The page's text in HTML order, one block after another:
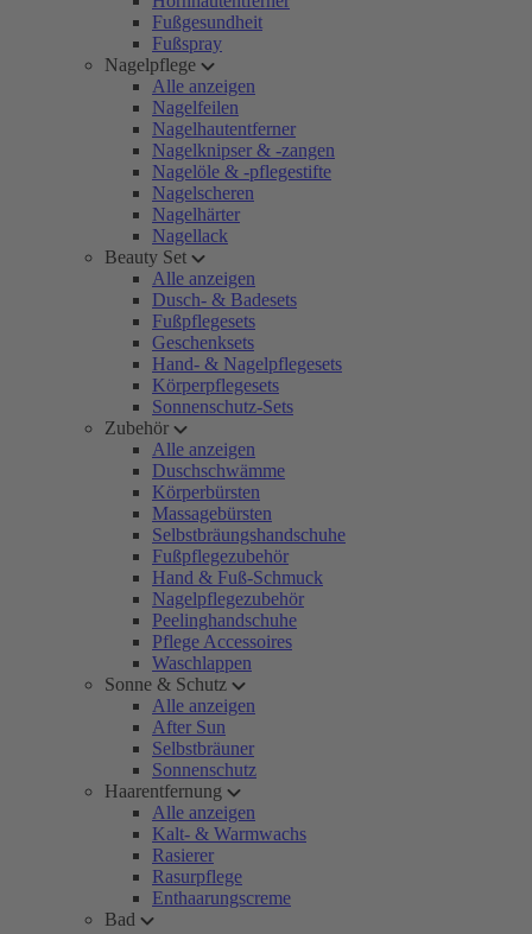
Fußgesundheit
Fußspray
Nagelpflege
Alle anzeigen
Nagelfeilen
Nagelhautentferner
Nagelknipser & -zangen
Nagelöle & -pflegestifte
Nagelscheren
Nagelhärter
Nagellack
Beauty Set
Alle anzeigen
Dusch- & Badesets
Fußpflegesets
Geschenksets
Hand- & Nagelpflegesets
Körperpflegesets
Sonnenschutz-Sets
Zubehör
Alle anzeigen
Duschschwämme
Körperbürsten
Massagebürsten
Selbstbräungshandschuhe
Fußpflegezubehör
Hand & Fuß-Schmuck
Nagelpflegezubehör
Peelinghandschuhe
Pflege Accessoires
Waschlappen
Sonne & Schutz
Alle anzeigen
After Sun
Selbstbräuner
Sonnenschutz
Haarentfernung
Alle anzeigen
Kalt- & Warmwachs
Rasierer
Rasurpflege
Enthaarungscreme
Bad